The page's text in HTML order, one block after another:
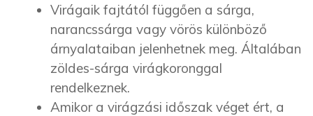
Virágaik fajtától függően a sárga,
narancssárga vagy vörös különböző
árnyalataiban jelenhetnek meg. Általában
zöldes-sárga virágkoronggal
rendelkeznek.
Amikor a virágzási időszak véget ért, a